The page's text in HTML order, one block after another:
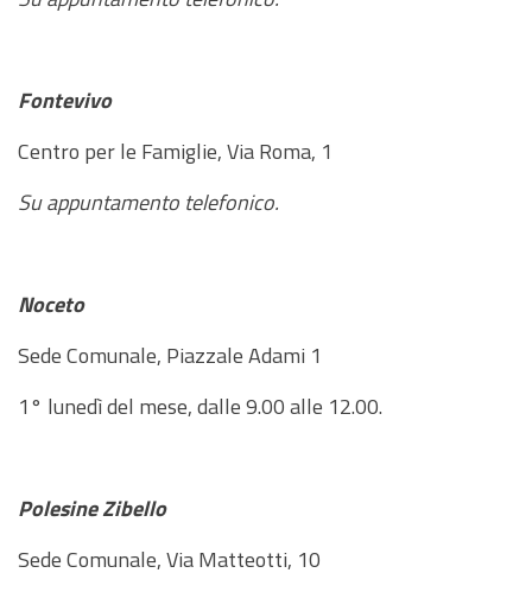
Fontevivo
Centro per le Famiglie, Via Roma, 1
Su appuntamento telefonico.
Noceto
Sede Comunale, Piazzale Adami 1
1° lunedì del mese, dalle 9.00 alle 12.00.
Polesine Zibello
Sede Comunale, Via Matteotti, 10